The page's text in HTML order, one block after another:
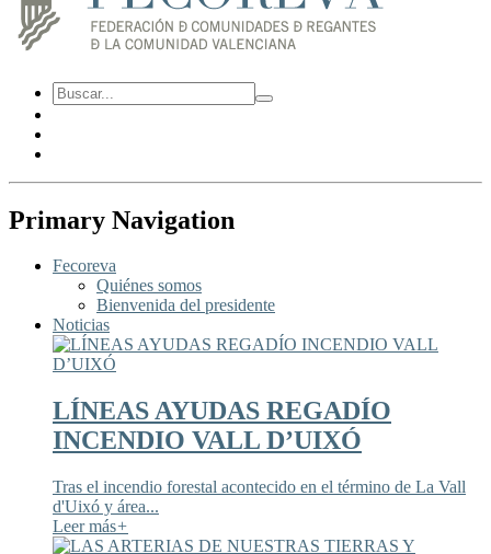
Primary Navigation
Fecoreva
Quiénes somos
Bienvenida del presidente
Noticias
LÍNEAS AYUDAS REGADÍO
INCENDIO VALL D’UIXÓ
Tras el incendio forestal acontecido en el término de La Vall
d'Uixó y área...
Leer más+